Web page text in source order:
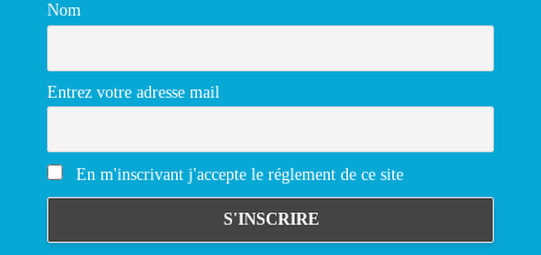
Nom
Entrez votre adresse mail
En m'inscrivant j'accepte le réglement de ce site